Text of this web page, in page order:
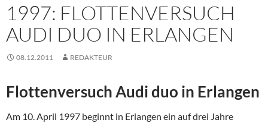
1997: FLOTTENVERSUCH
AUDI DUO IN ERLANGEN
08.12.2011 REDAKTEUR
Flottenversuch Audi duo in Erlangen
Am 10. April 1997 beginnt in Erlangen ein auf drei Jahre